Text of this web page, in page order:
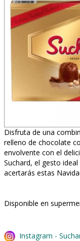
Disfruta de una
relleno de chocolate
envolvente con el
Suchard, el gesto
acertarás estas
Disponible en
Instagram -